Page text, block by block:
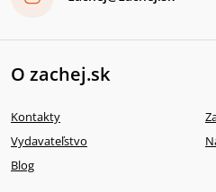
O zachej.sk
Kontakty
Vydavateľstvo
Blog